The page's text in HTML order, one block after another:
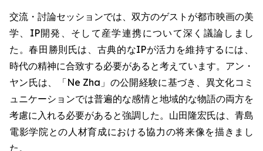
交流・討論セッションでは、双方のゲストが都市映画の美
学、IP開発、そして産学連携について深く議論しまし
た。春田勝則氏は、古典的なIPが活力を維持するには、
時代の精神に合致する必要があると考えています。アン・
ヤン氏は、「Ne Zha」の公開経験に基づき、異文化コミ
ュニケーションでは普遍的な感情と地域的な物語の両方を
考慮に入れる必要があると強調した。山田隆宏氏は、青島
電影学院との人材育成における協力の将来像を描きまし
た。